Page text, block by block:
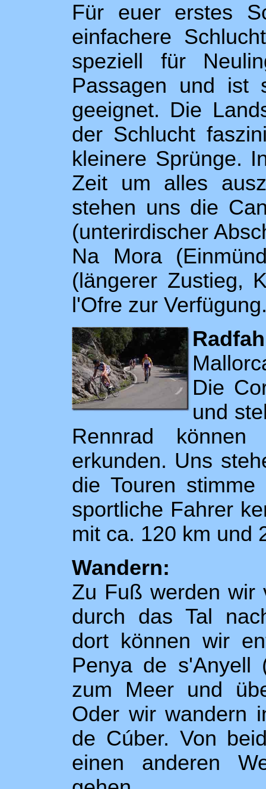
Für euer erstes
einfachere
speziell für
Passagen und ist
geeignet. Die
der Schlucht
kleinere Sprünge.
Zeit um alles
stehen uns die
(unterirdischer
Na Mora
(längerer Zustieg,
l'Ofre zur
Die
und
Rennrad
erkunden. Uns
die Touren
sportliche Fahrer
mit ca. 120 km und
Wandern:
Zu Fuß werden wir
durch das Tal
dort können wir
Penya de s'Anyell
zum Meer und
Oder wir wandern
de Cúber. Von
einen anderen